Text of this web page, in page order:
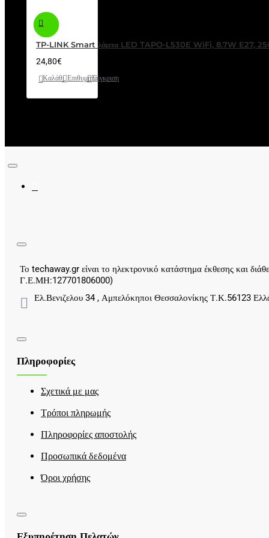
TP-LINK Smart λάμπα LED TAPO-L530E WiFi, 8.7W E27,
24,80€
Καλάθι ΕπιθυμητόΣύγκριση
Το techaway.gr είναι το ηλεκτρονικό κατάστημα έκθεσης και
Γ.Ε.ΜΗ:127701806000)
Ελ.Βενιζελου 34 , Αμπελόκηποι Θεσσαλονίκης Τ.Κ.56123
Πληροφορίες
Σχετικά με μας
Τρόποι πληρωμής
Πληροφορίες αποστολής
Προσωπικά δεδομένα
Όροι χρήσης